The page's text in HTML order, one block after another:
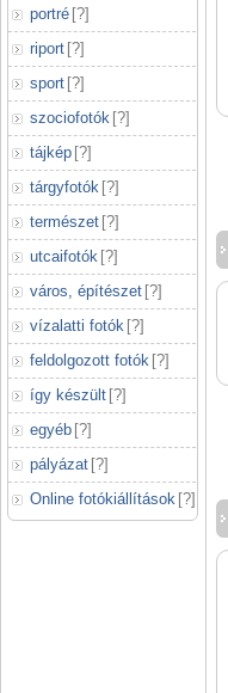
portré [?]
riport [?]
sport [?]
szociofotók [?]
tájkép [?]
tárgyfotók [?]
természet [?]
utcaifotók [?]
város, építészet [?]
vízalatti fotók [?]
feldolgozott fotók [?]
így készült [?]
egyéb [?]
pályázat [?]
Online fotókiállítások [?]